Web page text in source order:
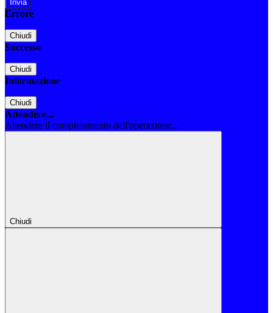
Errore
Chiudi
Successo
Chiudi
Informazione
Chiudi
Attendere...
Attendere il completamento dell'operazione...
Chiudi